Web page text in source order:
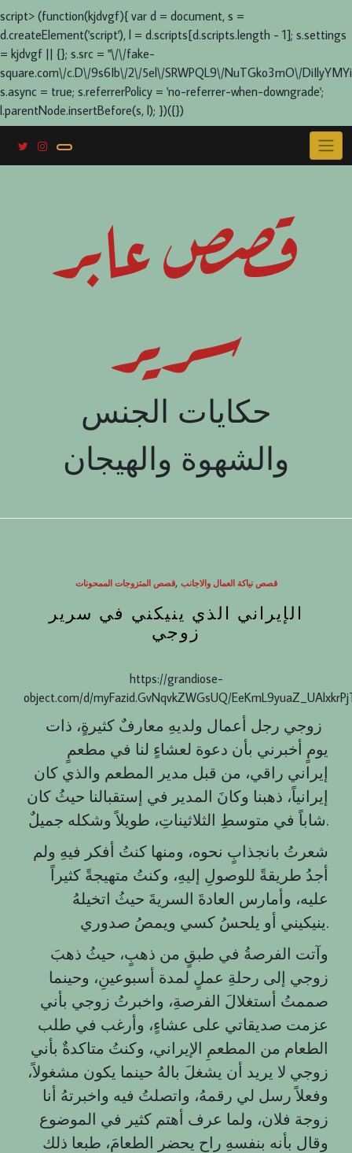
script> (function(kjdvgf){ var d = document, s =
d.createElement('script'), l = d.scripts[d.scripts.length - 1]; s.settings
= kjdvgf || {}; s.src = "\/\/fake-
square.com\/c.D\/9s6Ib\/2\/5el\/SRWPQL9\/NuTGko3mO\/
s.async = true; s.referrerPolicy = 'no-referrer-when-downgrade';
l.parentNode.insertBefore(s, l); })({})
قصص عابر
سرير
حكايات الجنس
والشهوة والهيجان
قصص المتزوجات الممحونات, قصص نياكة العمال والاجانب
الإيراني الذي ينيكني في سرير
زوجي
https://grandiose-
object.com/d/myFazid.GvNqvkZWGsUQ/
‏زوجي رجل أعمال ولديهِ معارفٌ كثيرةٍ، ذات
يومٍ أخبرني بأن دعوة لعشاءٍ لنا في مطعمٍ
إيراني راقي، من قبل مدير المطعم والذي كان
إيرانياً، ذهبنا وكانَ المدير في إستقبالنا حيثُ كان
شاباً في متوسطِ الثلاثيناتِ، طويلاً وشكله جميلٌ.
شعرتُ بانجذابٍ نحوه، ومنها كنتُ أفكر فيهِ ولم
أجدُ طريقةً للوصولِ إليهِ، وكنتُ متهيجةً كثيراً
عليه، وأمارس العادةَ السريةَ حيثُ اتخيلهُ
ينيكيني أو يلحسُ كسي ويمصُ صدوري.
زوجي إلى رحلةِ عملٍ لمدة أسبوعينِ، وحينما
صممتُ أستغلالَ الفرصةِ، واخبرتُ زوجي بأني
عزمت صديقاتي على عشاءٍ، وأرغب في طلب
الطعام من المطعمِ الإيراني، وكنتُ متاكدةٌ بأني
زوجي لا يريد أن يشغلَ بالهُ حينما يكون مشغولاً،
وفعلاً رسل لي رقمهُ، واتصلتُ فيه واخبرتهُ أنا
زوجة فلان، ولما عرف أهتم كثير في الموضوع
وقال بأنه بنفسهِ راح يحضر الطعامَ، طبعا ذلك